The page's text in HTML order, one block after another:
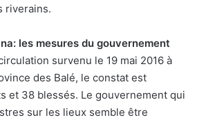
riverains.
les mesures du gouvernement
survenu le 19 mai 2016 à
des Balé, le constat est
et 38 blessés. Le gouvernement qui
sur les lieux semble être